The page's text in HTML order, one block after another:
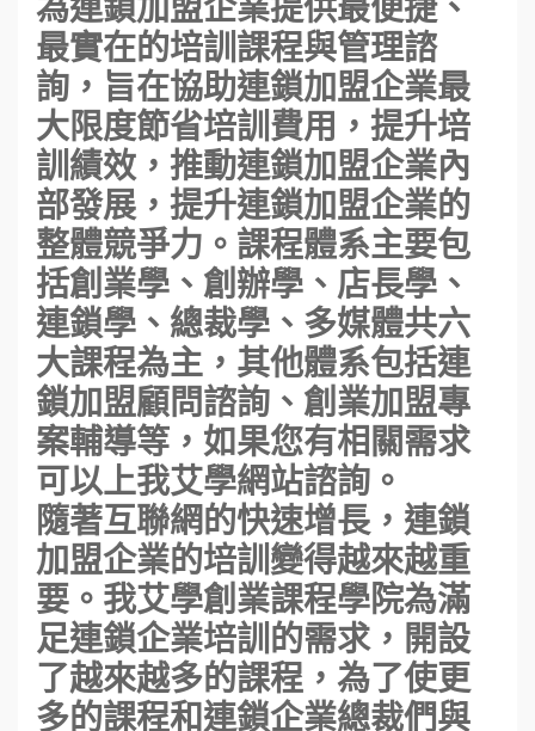
最實在的培訓課程與管理諮
詢，旨在協助連鎖加盟企業最
大限度節省培訓費用，提升培
訓績效，推動連鎖加盟企業內
部發展，提升連鎖加盟企業的
整體競爭力。課程體系主要包
括創業學、創辦學、店長學、
連鎖學、總裁學、多媒體共六
大課程為主，其他體系包括連
鎖加盟顧問諮詢、創業加盟專
案輔導等，如果您有相關需求
可以上我艾學網站諮詢。
隨著互聯網的快速增長，連鎖
加盟企業的培訓變得越來越重
要。我艾學創業課程學院為滿
足連鎖企業培訓的需求，開設
了越來越多的課程，為了使更
多的課程和連鎖企業總裁們與